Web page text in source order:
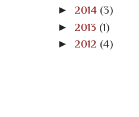
► 2014 (3)
► 2013 (1)
► 2012 (4)